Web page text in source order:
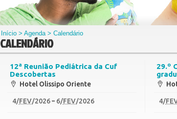
Início >Agenda> Calendário
CALENDÁRIO
12ª Reunião Pediátrica da Cuf
Descobertas
Hotel Olissipo Oriente
4/FEV/2026 6/FEV/2026
29.º
4/